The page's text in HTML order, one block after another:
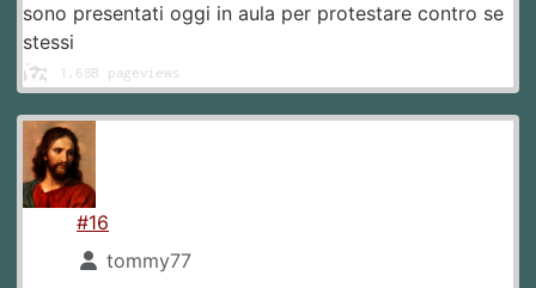
sono presentati oggi in aula per protestare contro se
stessi
#16
tommy77